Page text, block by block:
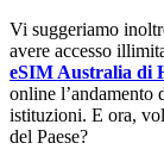
Vi suggeriamo
avere accesso
eSIM Australia di
online l’andamento
istituzioni. E ora,
del Paese?